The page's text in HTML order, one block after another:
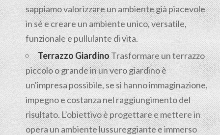
sappiamo valorizzare un ambiente già piacevole
in sé e creare un ambiente unico, versatile,
funzionale e pullulante di vita.
Terrazzo GiardinoTrasformare un terrazzo
piccolo o grande in un vero giardino è
un'impresa possibile, se si hanno immaginazione,
impegno e costanza nel raggiungimento del
risultato. L’obiettivo è progettare e mettere in
opera un ambiente lussureggiante e immerso